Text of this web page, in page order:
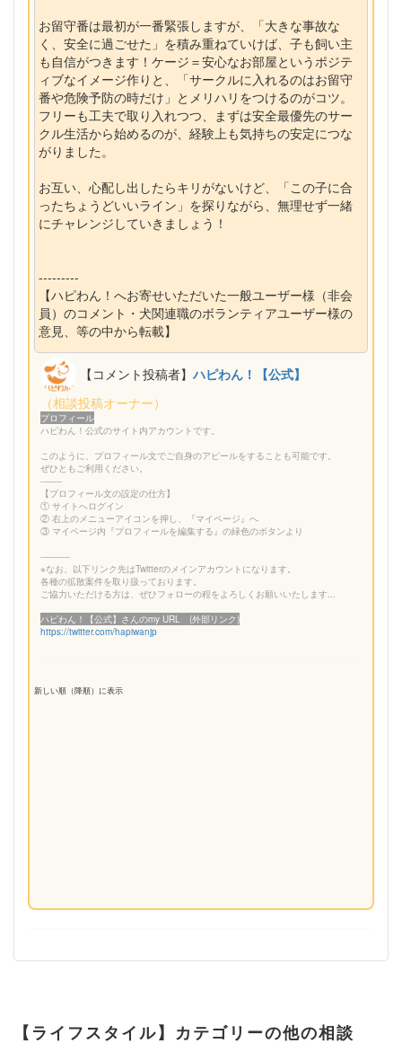
お留守番は最初が一番緊張しますが、「大きな事故な
く、安全に過ごせた」を積み重ねていけば、子も飼い主
も自信がつきます！ケージ＝安心なお部屋というポジテ
ィブなイメージ作りと、「サークルに入れるのはお留守
番や危険予防の時だけ」とメリハリをつけるのがコツ。
フリーも工夫で取り入れつつ、まずは安全最優先のサー
クル生活から始めるのが、経験上も気持ちの安定につな
がりました。
お互い、心配し出したらキリがないけど、「この子に合
ったちょうどいいライン」を探りながら、無理せず一緒
にチャレンジしていきましょう！
---------
【ハピわん！へお寄せいただいた一般ユーザー様（非会
員）のコメント・犬関連職のボランティアユーザー様の
意見、等の中から転載】
【コメント投稿者】ハピわん！【公式】
（相談投稿オーナー）
プロフィール
ハピわん！公式のサイト内アカウントです。
このように、プロフィール文でご自身のアピールをすることも可能です。
ぜひともご利用ください。
--------
【プロフィール文の設定の仕方】
① サイトへログイン
② 右上のメニューアイコンを押し、『マイページ』へ
③ マイページ内『プロフィールを編集する』の緑色のボタンより
-----------
※なお、以下リンク先はTwitterのメインアカウントになります。
各種の拡散案件を取り扱っております。
ご協力いただける方は、ぜひフォローの程をよろしくお願いいたします...
ハピわん！【公式】さんのmy URL (外部リンク)
https://twitter.com/hapiwanjp
新しい順（降順）に表示
【ライフスタイル】カテゴリーの他の相談